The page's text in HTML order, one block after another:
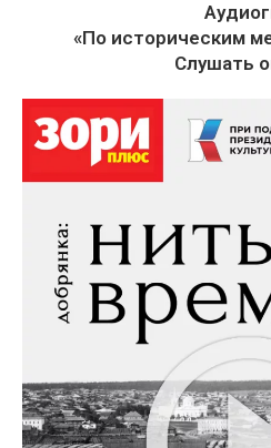
«По историческим
Слушать